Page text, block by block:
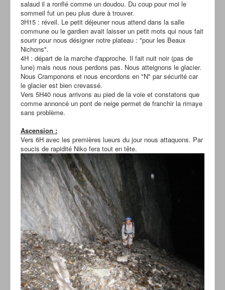
salaud il a ronflé comme un doudou. Du coup pour moi le
sommeil fut un peu plus dure à trouver.
3H15 : réveil. Le petit déjeuner nous attend dans la salle
commune ou le gardien avait laisser un petit mots qui nous fait
sourir pour nous désigner notre plateau : "pour les Beaux
Nichons".
4H : départ de la marche d'approche. Il fait nuit noir (pas de
lune) mais nous nous perdons pas. Nous atteignons le glacier.
Nous Cramponons et nous encordons en "N" par sécurité car
le glacier est bien crevassé.
Vers 5H40 nous arrivons au pied de la voie et constatons que
comme annoncé un pont de neige permet de franchir la rimaye
sans problème.
Ascension :
Vers 6H avec les premières lueurs du jour nous attaquons. Par
soucis de rapidité Niko fera tout en tête.